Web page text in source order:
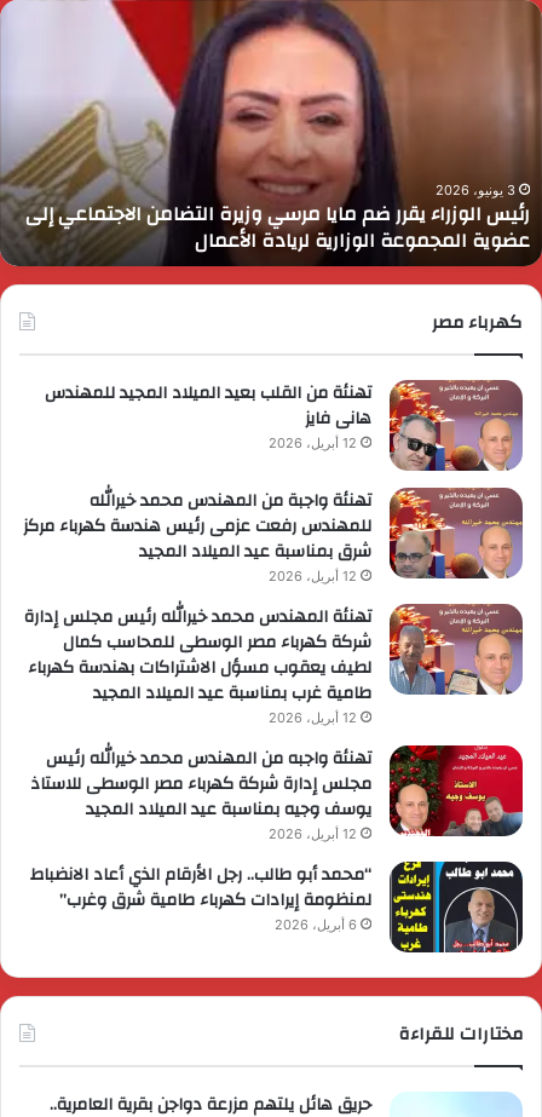
رئيس
التضامن
الاجتماعي
إلى
عضوية
المجموعة
الوزارية
3 يونيو، 2026
رئيس الوزراء يقرر ضم مايا مرسي وزيرة التضامن الاجتماعي إلى
عضوية المجموعة الوزارية لريادة الأعمال
كهرباء مصر
تهنئة من القلب بعيد الميلاد المجيد للمهندس
هانى فايز
12 أبريل، 2026
تهنئة واجبة من المهندس محمد خيرالله
للمهندس رفعت عزمى رئيس هندسة كهرباء مركز
شرق بمناسبة عيد الميلاد المجيد
12 أبريل، 2026
تهنئة المهندس محمد خيرالله رئيس مجلس إدارة
شركة كهرباء مصر الوسطى للمحاسب كمال
لطيف يعقوب مسؤل الاشتراكات بهندسة كهرباء
طامية غرب بمناسبة عيد الميلاد المجيد
12 أبريل، 2026
تهنئة واجبه من المهندس محمد خيرالله رئيس
مجلس إدارة شركة كهرباء مصر الوسطى للاستاذ
يوسف وجيه بمناسبة عيد الميلاد المجيد
12 أبريل، 2026
“محمد أبو طالب.. رجل الأرقام الذي أعاد الانضباط
لمنظومة إيرادات كهرباء طامية شرق وغرب”
6 أبريل، 2026
مختارات للقراءة
حريق هائل يلتهم مزرعة دواجن بقرية العامرية..